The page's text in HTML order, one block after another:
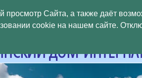
Сайта, а также даёт
cookie на нашем сайте.
УЧРЕЖДЕНИЕ
АВТОНОМНОГО
ДОМ-